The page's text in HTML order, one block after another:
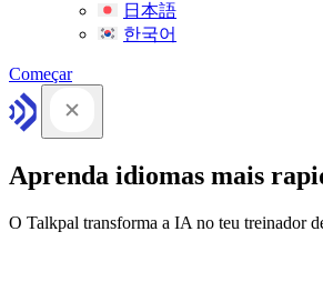
日本語
한국어
Começar
Aprenda idiomas mais
O Talkpal transforma a IA no teu treinador